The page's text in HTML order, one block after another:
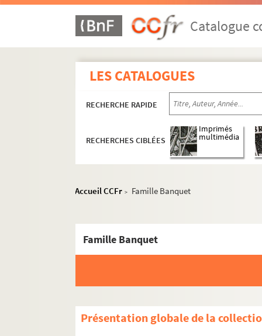
Catalogue
LES CATALOGUES
RECHERCHE RAPIDE
RECHERCHES CIBLÉES
Imprimés
multimédia
Accueil CCFr > Famille Banquet
Famille Banquet
Présentation globale de la
Documents administratifs, juridiques,